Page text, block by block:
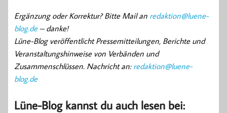
Ergänzung oder Korrektur? Bitte Mail an redaktion@luene-
blog.de– danke!
Lüne-Blog veröffentlicht Pressemitteilungen, Berichte und
Veranstaltungshinweise von Verbänden und
Zusammenschlüssen. Nachricht an: redaktion@luene-
blog.de
Lüne-Blog kannst du auch lesen bei: